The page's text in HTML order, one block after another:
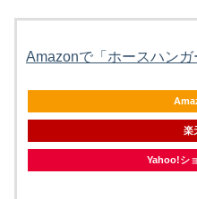
Amazonで「ホースハン
楽
Yahoo!シ